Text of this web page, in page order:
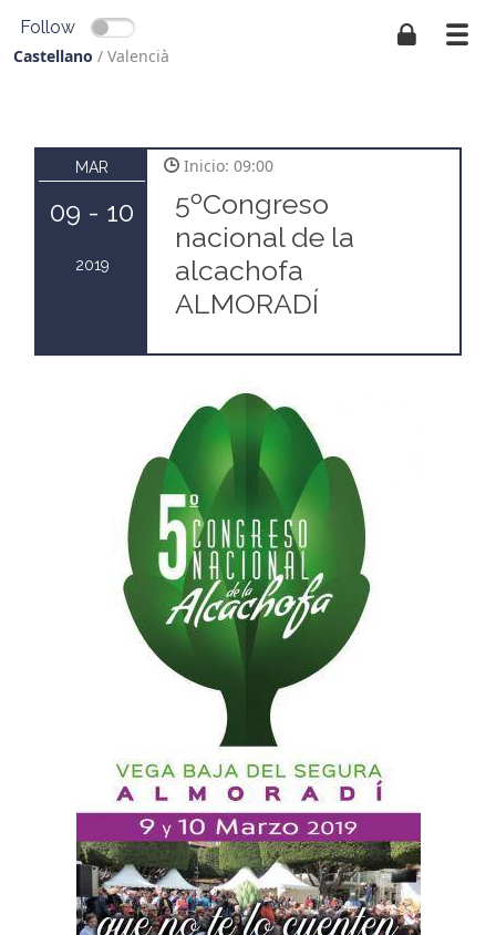
Follow
Castellano / Valencià
MAR
09 - 10
2019
Inicio: 09:00
5ºCongreso
nacional de la
alcachofa
ALMORADÍ